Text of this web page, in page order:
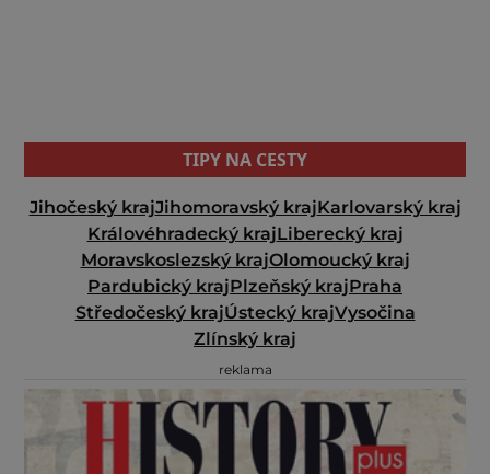
TIPY NA CESTY
Jihočeský krajJihomoravský krajKarlovarský kraj
Královéhradecký krajLiberecký kraj
Moravskoslezský krajOlomoucký kraj
Pardubický krajPlzeňský krajPraha
Středočeský krajÚstecký krajVysočina
Zlínský kraj
reklama